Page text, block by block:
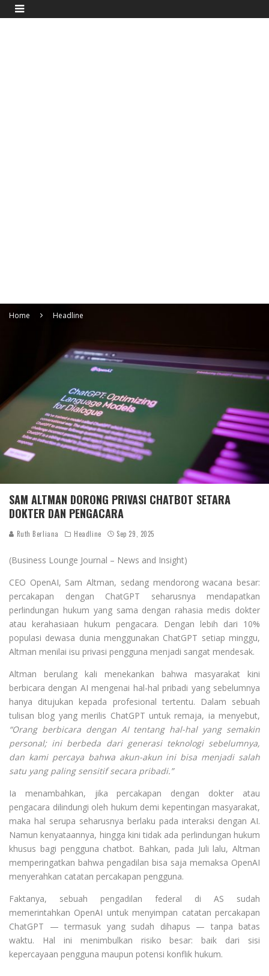
Home Headline
SAM ALTMAN DORONG PRIVASI CHATBOT SETARA
DOKTER DAN PENGACARA
Ruth Berliana Headline Sep 29, 2025
(Business Lounge Journal – News and Insight)
CEO OpenAI, Sam Altman, sedang mendorong wacana besar:
percakapan dengan ChatGPT seharusnya mendapatkan
perlindungan hukum yang sama dengan rahasia medis dokter
atau kerahasiaan hukum pengacara. Dengan lebih dari 10%
populasi dewasa dunia menggunakan ChatGPT setiap minggu,
Altman menilai isu privasi pengguna menjadi sangat mendesak.
Altman berulang kali menekankan bahwa masyarakat kini
berbicara dengan AI mengenai hal-hal pribadi yang sebelumnya
hanya ditujukan kepada profesional tertentu. Dalam sebuah
tulisan blog yang merilis ChatGPT untuk remaja, ia menyebut,
“Orang berbicara dengan AI tentang hal-hal yang semakin
personal; ini berbeda dari generasi teknologi sebelumnya,
dan kami percaya bahwa akun-akun ini bisa menjadi salah
satu yang paling sensitif secara pribadi.”
Ia menambahkan, jika percakapan dengan dokter atau
pengacara dilindungi oleh hukum demi kepentingan masyarakat,
maka hal serupa seharusnya berlaku pada interaksi dengan AI.
Namun kenyataannya, hingga kini tidak ada perlindungan hukum
khusus bagi pengguna chatbot. Bahkan, pada Juli lalu, Altman
memperingatkan bahwa pengadilan bisa saja memaksa OpenAI
menyerahkan catatan percakapan pengguna.
Faktanya, sebuah pengadilan federal di AS sudah
memerintahkan OpenAI untuk menyimpan catatan percakapan
ChatGPT — termasuk yang sudah dihapus — tanpa batas
waktu. Hal ini menimbulkan risiko besar: baik dari sisi
kepercayaan pengguna maupun potensi konflik hukum.